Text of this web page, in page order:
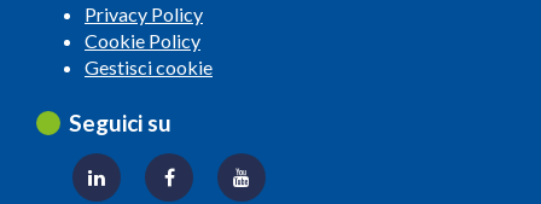
Privacy Policy
Cookie Policy
Gestisci cookie
Seguici su